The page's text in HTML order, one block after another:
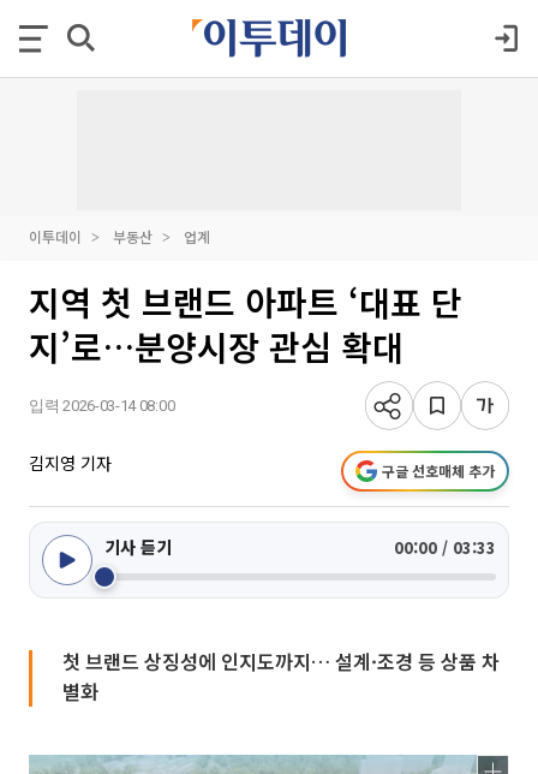
이투데이 부동산 업계
지역 첫 브랜드 아파트 ‘대표 단
지’로…분양시장 관심 확대
입력 2026-03-14 08:00
김지영 기자 구글 선호매체 추가
기사 듣기 00:00 / 03:33
첫 브랜드 상징성에 인지도까지… 설계·조경 등 상품 차
별화